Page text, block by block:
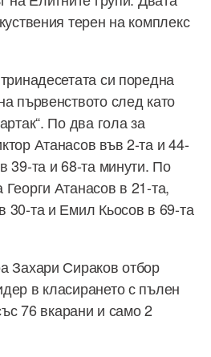
терен на комплекс
си поредна
първенството след като
По два гола за
Атанасов във 2-та и 44-
39-та и 68-та минути. По
Атанасов в 21-та,
30-та и Емил Кьосов в 69-та
Захари Сираков отбор
в класирането с пълен
76 вкарани и само 2